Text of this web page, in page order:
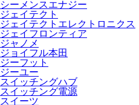
シーメンスエナジー
ジェイテクト
ジェイテクトエレクトロニクス
ジェイフロンティア
ジャノメ
ジョイフル本田
ジーフット
ジーユー
スイッチングハブ
スイッチング電源
スイーツ